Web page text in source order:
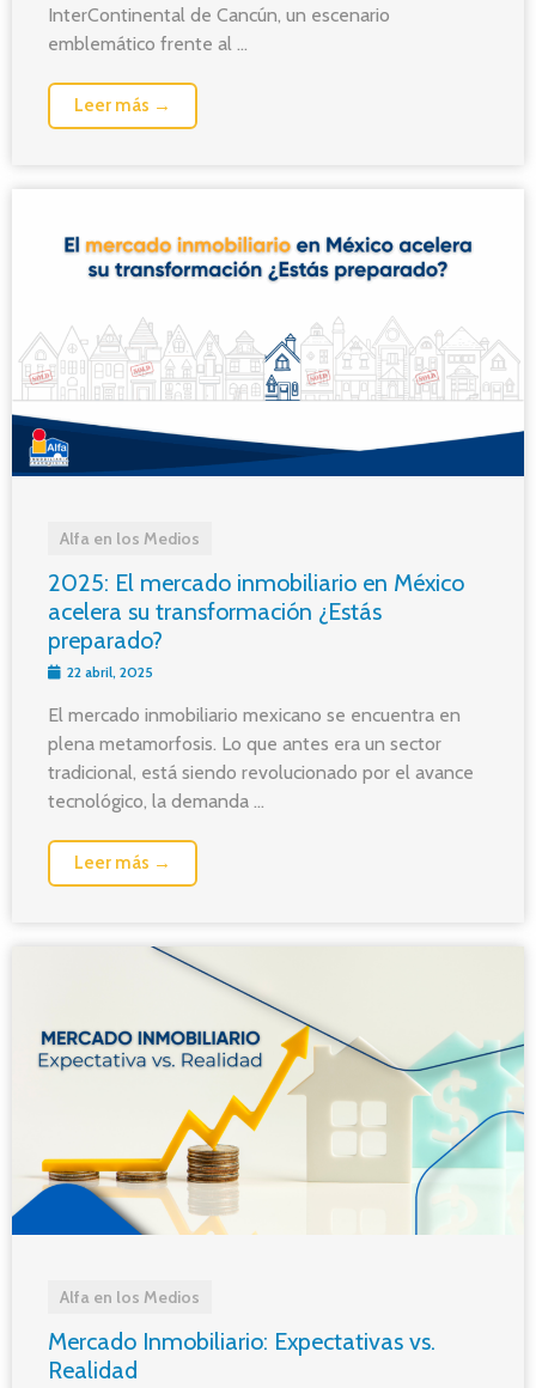
InterContinental de Cancún, un escenario
emblemático frente al ...
Leer más →
Alfa en los Medios
2025: El mercado inmobiliario en México
acelera su transformación ¿Estás
preparado?
22 abril, 2025
El mercado inmobiliario mexicano se encuentra en
plena metamorfosis. Lo que antes era un sector
tradicional, está siendo revolucionado por el avance
tecnológico, la demanda ...
Leer más →
Alfa en los Medios
Mercado Inmobiliario: Expectativas vs.
Realidad